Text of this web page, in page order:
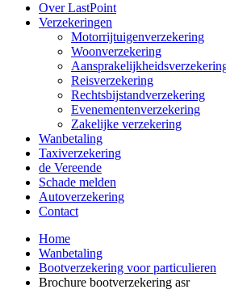
Over LastPoint
Verzekeringen
Motorrijtuigenverzekering
Woonverzekering
Reisverzekering
Rechtsbijstandverzekering
Evenementenverzekering
Zakelijke verzekering
Wanbetaling
Taxiverzekering
de Vereende
Schade melden
Autoverzekering
Contact
Home
Wanbetaling
Bootverzekering voor particulieren
Brochure bootverzekering asr